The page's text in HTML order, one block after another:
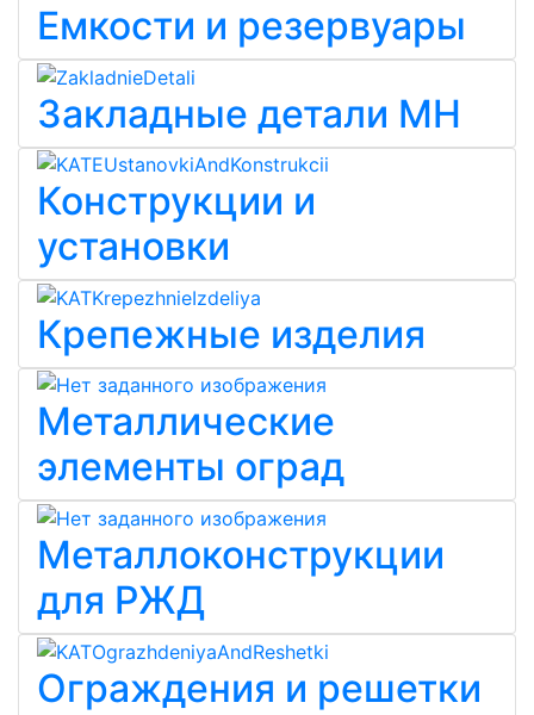
Емкости и резервуары
Закладные детали МН
Конструкции и
установки
Крепежные изделия
Металлические
элементы оград
Металлоконструкции
для РЖД
Ограждения и решетки